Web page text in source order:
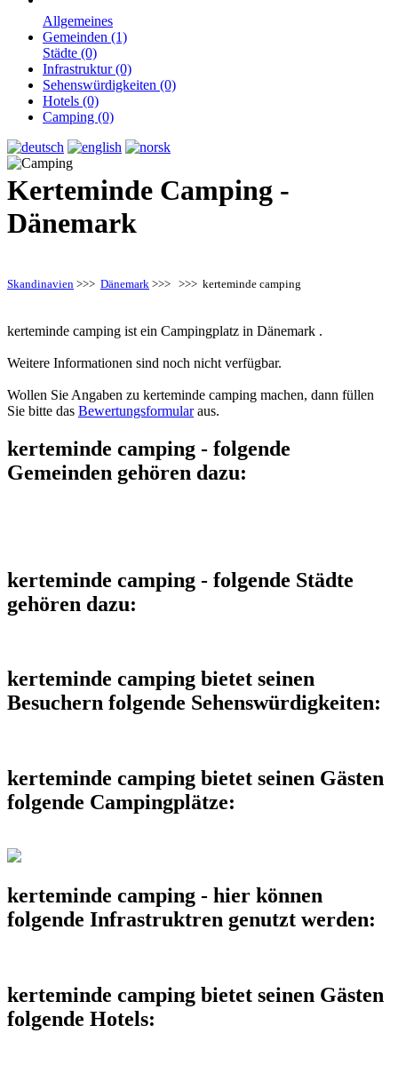
Allgemeines
Gemeinden (1)
Städte (0)
Infrastruktur (0)
Sehenswürdigkeiten (0)
Hotels (0)
Camping (0)
Kerteminde Camping -
Dänemark
Skandinavien >>> Dänemark >>> >>> kerteminde camping
kerteminde camping ist ein Campingplatz in Dänemark .
Weitere Informationen sind noch nicht verfügbar.
Wollen Sie Angaben zu kerteminde camping machen, dann füllen
Sie bitte das Bewertungsformularaus.
kerteminde camping - folgende
Gemeinden gehören dazu:
kerteminde camping - folgende Städte
gehören dazu:
kerteminde camping bietet seinen
Besuchern folgende Sehenswürdigkeiten:
kerteminde camping bietet seinen Gästen
folgende Campingplätze:
kerteminde camping - hier können
folgende Infrastruktren genutzt werden:
kerteminde camping bietet seinen Gästen
folgende Hotels: